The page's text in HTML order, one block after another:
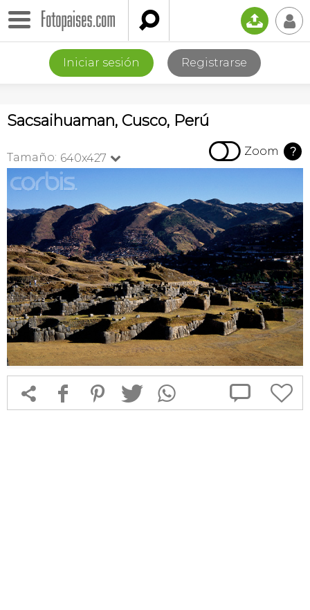
 📤 👤
Iniciar sesión Registrarse
Sacsaihuaman, Cusco, Perú
Tamaño: 640x427   Zoom ?
 f 1 T  